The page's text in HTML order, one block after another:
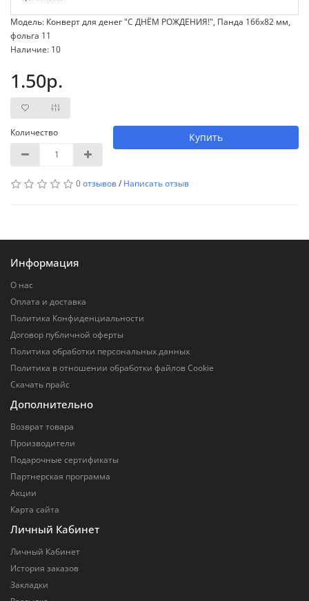
Модель: Конверт для денег "С ДНЁМ РОЖДЕНИЯ!", Панда 166х82 мм,
фольга 11
Наличие: 10
1.50р.
Количество Купить
0 отзывов/ Написать отзыв
Информация
О нас
Оплата и доставка
Политика Конфиденциальности
Договор публичной оферты
Политика обработки персональных данных
Политика в отношении обработки файлов Cookie
Скачать прайс
Дополнительно
Возврат товара
Производители
Подарочные сертификаты
Партнерская программа
Акции
Карта сайта
Личный Кабинет
Личный Кабинет
История заказов
Закладки